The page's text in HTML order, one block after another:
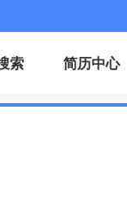
索 简历中心